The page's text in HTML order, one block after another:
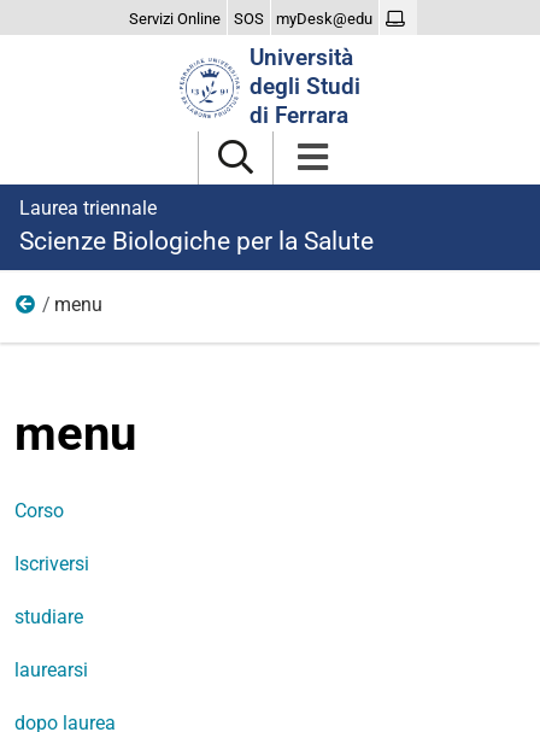
Servizi Online SOS myDesk@edu
Università
degli Studi
di Ferrara
Laurea triennale
Scienze Biologiche per la Salute
Home
menu
menu
Corso
Iscriversi
studiare
laurearsi
dopo laurea